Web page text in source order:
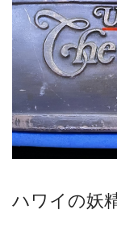
ハワイの妖